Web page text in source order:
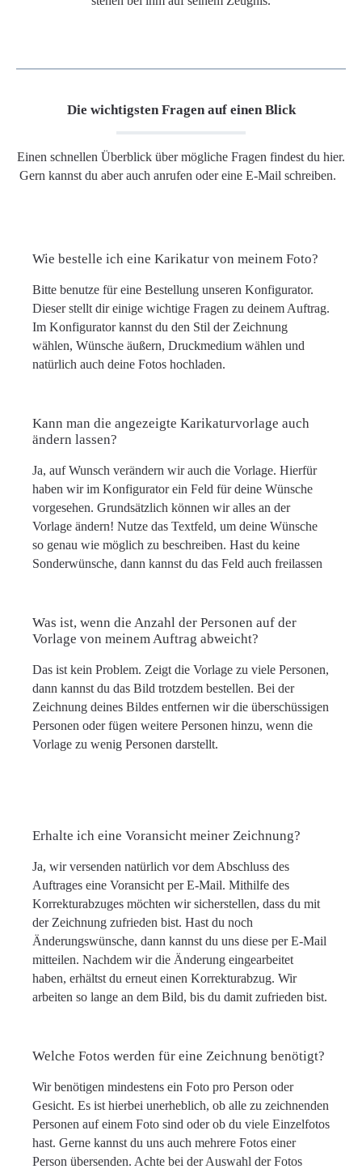
Die wichtigsten Fragen auf einen Blick
Einen schnellen Überblick über mögliche Fragen findest du hier.
Gern kannst du aber auch anrufen oder eine E-Mail schreiben.
Wie bestelle ich eine Karikatur von meinem Foto?
Bitte benutze für eine Bestellung unseren Konfigurator.
Dieser stellt dir einige wichtige Fragen zu deinem Auftrag.
Im Konfigurator kannst du den Stil der Zeichnung
wählen, Wünsche äußern, Druckmedium wählen und
natürlich auch deine Fotos hochladen.
Kann man die angezeigte Karikaturvorlage auch
ändern lassen?
Ja, auf Wunsch verändern wir auch die Vorlage. Hierfür
haben wir im Konfigurator ein Feld für deine Wünsche
vorgesehen. Grundsätzlich können wir alles an der
Vorlage ändern! Nutze das Textfeld, um deine Wünsche
so genau wie möglich zu beschreiben. Hast du keine
Sonderwünsche, dann kannst du das Feld auch freilassen
Was ist, wenn die Anzahl der Personen auf der
Vorlage von meinem Auftrag abweicht?
Das ist kein Problem. Zeigt die Vorlage zu viele Personen,
dann kannst du das Bild trotzdem bestellen. Bei der
Zeichnung deines Bildes entfernen wir die überschüssigen
Personen oder fügen weitere Personen hinzu, wenn die
Vorlage zu wenig Personen darstellt.
Erhalte ich eine Voransicht meiner Zeichnung?
Ja, wir versenden natürlich vor dem Abschluss des
Auftrages eine Voransicht per E-Mail. Mithilfe des
Korrekturabzuges möchten wir sicherstellen, dass du mit
der Zeichnung zufrieden bist. Hast du noch
Änderungswünsche, dann kannst du uns diese per E-Mail
mitteilen. Nachdem wir die Änderung eingearbeitet
haben, erhältst du erneut einen Korrekturabzug. Wir
arbeiten so lange an dem Bild, bis du damit zufrieden bist.
Welche Fotos werden für eine Zeichnung benötigt?
Wir benötigen mindestens ein Foto pro Person oder
Gesicht. Es ist hierbei unerheblich, ob alle zu zeichnenden
Personen auf einem Foto sind oder ob du viele Einzelfotos
hast. Gerne kannst du uns auch mehrere Fotos einer
Person übersenden. Achte bei der Auswahl der Fotos